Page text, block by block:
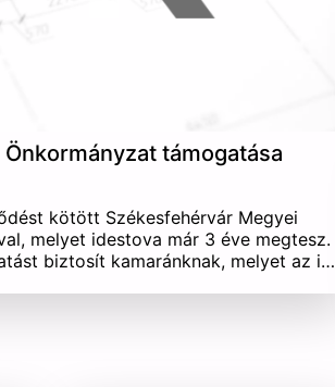
támogatása
kötött Székesfehérvár Megyei
melyet idestova már 3 éve megtesz.
biztosít kamaránknak, melyet az i…